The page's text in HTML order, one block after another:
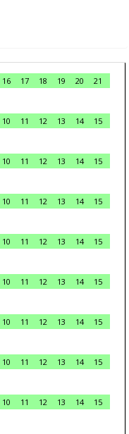
16 17 18 19 20
21
10 11 12 13 14
15
10 11 12 13 14
15
10 11 12 13 14
15
10 11 12 13 14
15
10 11 12 13 14
15
10 11 12 13 14
15
10 11 12 13 14
15
10 11 12 13 14
15